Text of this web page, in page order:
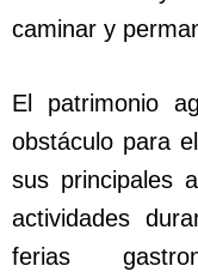
caminar y
El patrimonio
obstáculo para
sus principales
actividades
ferias